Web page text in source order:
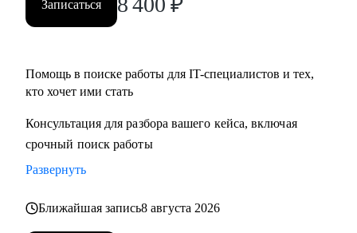
• Определим стратегию поиска подходящей роли и
Кому могу помочь:
• Product-менеджерам/Владельцам продуктов;
• Руководителям проектов/Руководителям стратегических
проектов;
• Специалистам по стратегии, инвестициям и консалтингу,
а также высшему и среднему менеджменту;
Записаться
Помощь в поиске работы для IT-специалистов и тех,
кто хочет ими стать
Консультация для разбора вашего кейса, включая
срочный поиск работы
Развернуть
Ближайшая запись8 августа 2026